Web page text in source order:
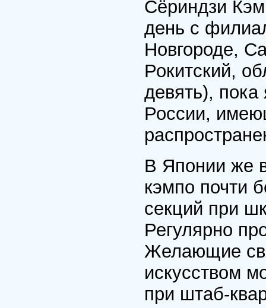
Сёриндзи
день с
Новгороде,
Рокитский,
девять),
России,
В Японии же
кэмпо почти
секций при
Регулярно
Желающие
искусством
при штаб-